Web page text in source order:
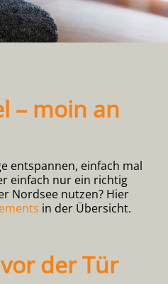
– moin an
entspannen, einfach mal
einfach nur ein richtig
Nordsee nutzen? Hier
in der Übersicht.
der Tür